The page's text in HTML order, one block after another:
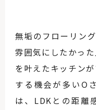
無垢のフローリン
雰囲気にしたかっ
を叶えたキッチン
する機会が多いO
は、LDKとの距離